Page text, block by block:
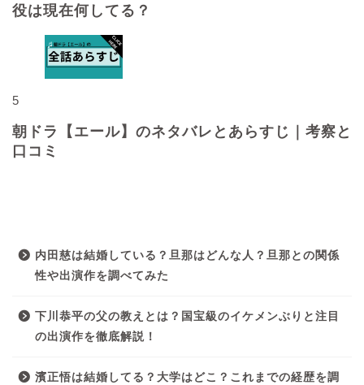
役は現在何してる？
5
朝ドラ【エール】のネタバレとあらすじ｜考察と
口コミ
内田慈は結婚している？旦那はどんな人？旦那との関係
性や出演作を調べてみた
下川恭平の父の教えとは？国宝級のイケメンぶりと注目
の出演作を徹底解説！
濱正悟は結婚してる？大学はどこ？これまでの経歴を調